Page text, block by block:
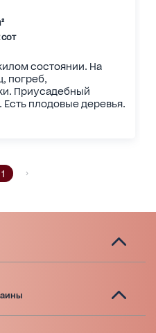
состоянии. На
погреб,
Приусадебный
Есть плодовые деревья.
1